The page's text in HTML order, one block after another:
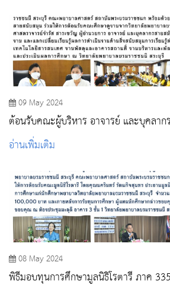
09 May 2024
ต้อนรับคณะผู้บริหาร อาจารย์ และบุคลา
วพบ.พระพุทธบาท ศึกษาดูงาน และแลกเปลี่
อ่านเพิ่มเติม
08 May 2024
พิธีมอบทุนการศึกษามูลนิธิโรตารี ภาค